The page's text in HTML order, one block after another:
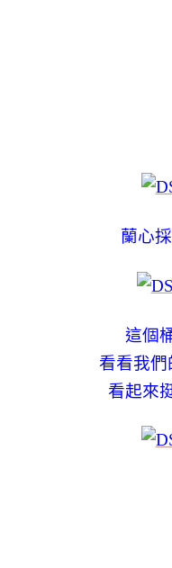
蘭心
這個
看看我們
看起來